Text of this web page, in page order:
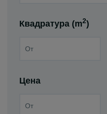
Квадратура (m2)
Цена